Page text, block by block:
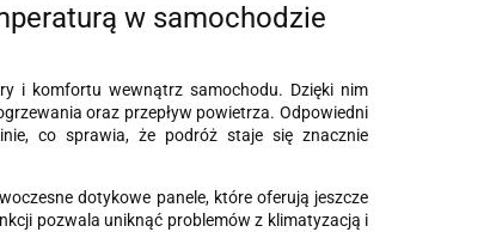
w samochodzie
i komfortu wewnątrz samochodu. Dzięki nim
oraz przepływ powietrza. Odpowiedni
co sprawia, że podróż staje się znacznie
dotykowe panele, które oferują jeszcze
pozwala uniknąć problemów z klimatyzacją i